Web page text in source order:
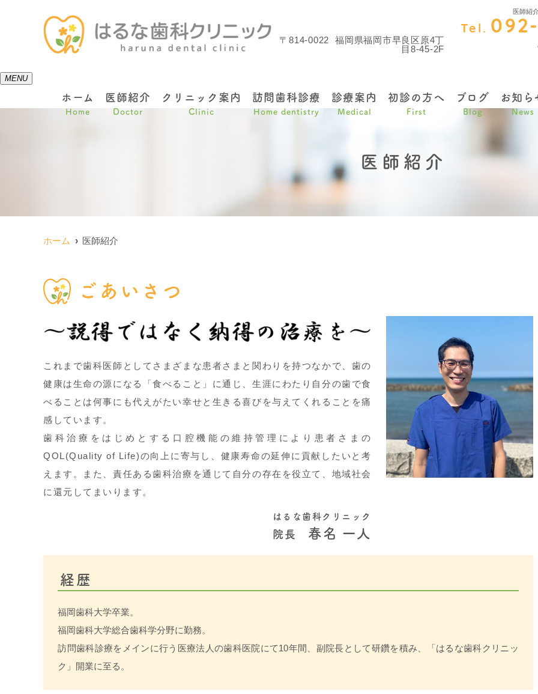
医師紹
〒814-0022
福岡県福岡市早良区原4丁
目8-45-2F
Tel.
MENU
ホーム
Home
医師紹介
Doctor
クリニック案内
Clinic
訪問歯科診療
Home dentistry
診療案内
Medical
初診の方へ
First
ブログ
Blog
お知ら
News
医師紹介
ホーム 医師紹介
ごあいさつ
これまで歯科医師としてさまざまな患者さまと関わりを持つなかで、歯の
健康は生命の源になる「食べること」に通じ、生涯にわたり自分の歯で食
べることは何事にも代えがたい幸せと生きる喜びを与えてくれることを痛
感しています。
歯科治療をはじめとする口腔機能の維持管理により患者さまの
QOL(Quality of Life)の向上に寄与し、健康寿命の延伸に貢献したいと考
えます。また、責任ある歯科治療を通じて自分の存在を役立て、地域社会
に還元してまいります。
はるな歯科クリニック
院長 春名 一人
経歴
福岡歯科大学卒業。
福岡歯科大学総合歯科学分野に勤務。
訪問歯科診療をメインに行う医療法人の歯科医院にて10年間、副院長として研鑽を積み、「はるな歯科クリニッ
ク」開業に至る。